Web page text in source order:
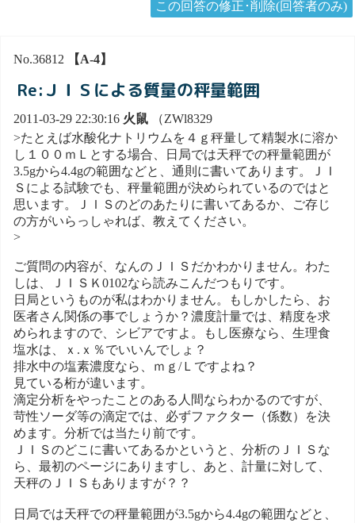
この回答の修正･削除(回答者のみ)
No.36812 【A-4】
Re:ＪＩＳによる質量の秤量範囲
2011-03-29 22:30:16 火鼠 （ZWl8329
>たとえば水酸化ナトリウムを４ｇ秤量して精製水に溶か
し１００ｍＬとする場合、日局では天秤での秤量範囲が
3.5gから4.4gの範囲などと、通則に書いてあります。ＪＩ
Ｓによる試験でも、秤量範囲が決められているのではと
思います。ＪＩＳのどのあたりに書いてあるか、ご存じ
の方がいらっしゃれば、教えてください。
>
ご質問の内容が、なんのＪＩＳだかわかりません。わた
しは、ＪＩＳＫ0102なら読みこんだつもりです。
日局というものが私はわかりません。もしかしたら、お
医者さん関係の事でしょうか？濃度計量では、精度を求
められますので、シビアですよ。もし医療なら、生理食
塩水は、ｘ.ｘ％でいいんでしょ？
排水中の塩素濃度なら、ｍｇ/Ｌですよね？
見ている桁が違います。
滴定分析をやったことのある人間ならわかるのですが、
苛性ソーダ等の滴定では、必ずファクター（係数）を決
めます。分析では当たり前です。
ＪＩＳのどこに書いてあるかというと、分析のＪＩＳな
ら、最初のページにありますし、あと、計量に対して、
天秤のＪＩＳもありますが？？
日局では天秤での秤量範囲が3.5gから4.4gの範囲などと、